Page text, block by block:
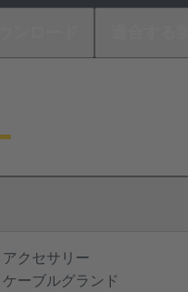
アクセサリー
ケーブルグランド